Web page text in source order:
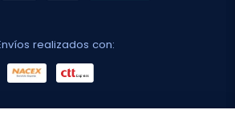
realizados con: